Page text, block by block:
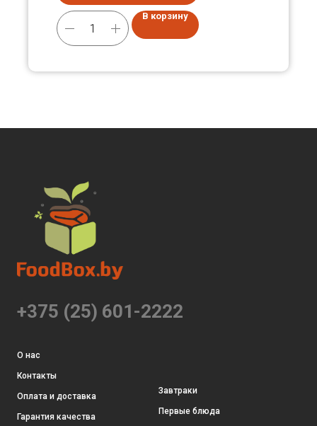
В корзину
+375 (25) 601-2222
О нас
Контакты
Оплата и доставка
Гарантия качества
Завтраки
Первые блюда